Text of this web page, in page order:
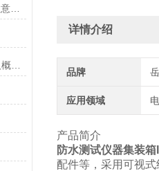
在使用加压浸水试验箱时，需要注意以下几点
IP65灯具防水测试机的测试方法及概念解析
详情介绍
品牌
应用领域
产品简介
防水测试仪器集装
配件等，采用可视